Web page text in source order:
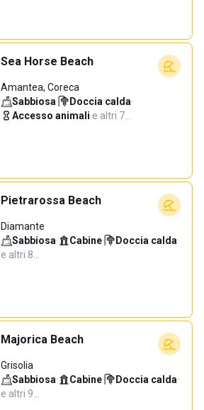
Sea Horse Beach
Amantea, Coreca
Sabbiosa· Doccia calda·
Accesso animali·e altri 7…
Pietrarossa Beach
Diamante
Sabbiosa· Cabine· Doccia calda·
e altri 8…
Majorica Beach
Grisolia
Sabbiosa· Cabine· Doccia calda·
e altri 9…